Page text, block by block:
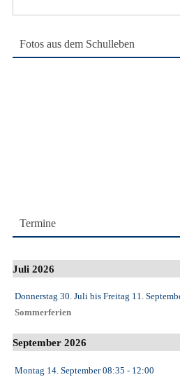
nach:
Fotos aus dem Schulleben
Termine
Juli 2026
Donnerstag 30. Juli bis Freitag 11.
Sommerferien
September 2026
Montag 14. September08:35 - 12:00